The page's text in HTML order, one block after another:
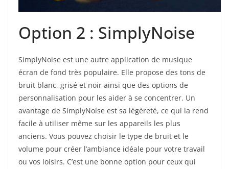
Option 2 : SimplyNoise
SimplyNoise est une autre application de musique
écran de fond très populaire. Elle propose des tons de
bruit blanc, grisé et noir ainsi que des options de
personnalisation pour les aider à se concentrer. Un
avantage de SimplyNoise est sa légèreté, ce qui la rend
facile à utiliser même sur les appareils les plus
anciens. Vous pouvez choisir le type de bruit et le
volume pour créer l’ambiance idéale pour votre travail
ou vos loisirs. C’est une bonne option pour ceux qui